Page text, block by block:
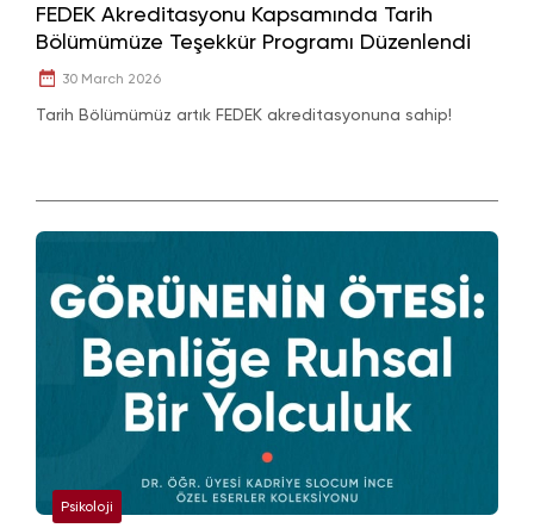
FEDEK Akreditasyonu Kapsamında Tarih
Bölümümüze Teşekkür Programı Düzenlendi
30 March 2026
Tarih Bölümümüz artık FEDEK akreditasyonuna sahip!
Psikoloji